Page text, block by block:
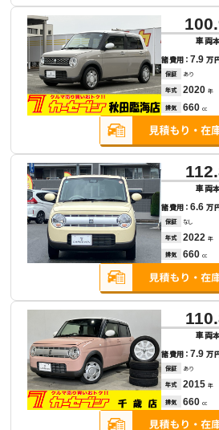
車両
諸費用：7.9万
保証 あり
年式 2020 年
排気 660 cc
車両
諸費用：6.6万
保証 なし
年式 2022 年
排気 660 cc
車両
諸費用：7.9万
保証 あり
年式 2015 年
排気 660 cc